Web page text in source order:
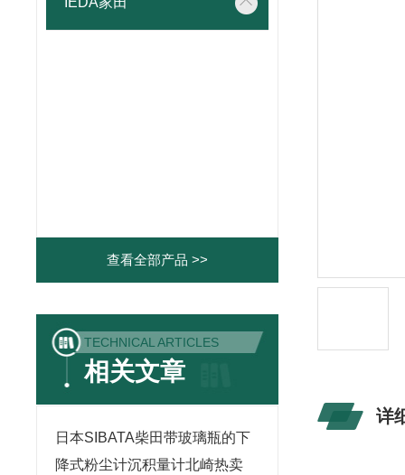
查看全部产品 >>
TECHNICAL ARTICLES
相关文章
日本SIBATA柴田带玻璃瓶的下
降式粉尘计沉积量计北崎热卖
详